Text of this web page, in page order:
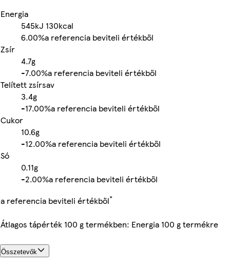
Energia
545kJ 130kcal
6.00%a referencia beviteli értékből
Zsír
4.7g
-7.00%a referencia beviteli értékből
Telített zsírsav
3.4g
-17.00%a referencia beviteli értékből
Cukor
10.6g
-12.00%a referencia beviteli értékből
Só
0.11g
-2.00%a referencia beviteli értékből
a referencia beviteli értékből*
Átlagos tápérték 100 g termékben: Energia 100 g termékre
Összetevők